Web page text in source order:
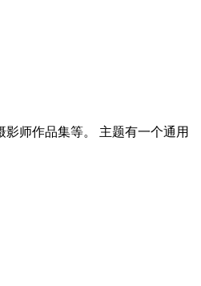
师作品集等。 主题有一个通用